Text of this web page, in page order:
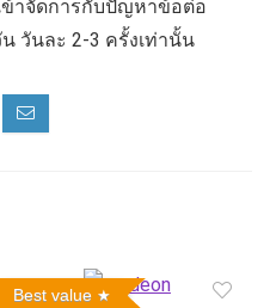
ข้าจัดการกับปัญหาข้อต่อ
วันละ 2-3 ครั้งเท่านั้น
Best value